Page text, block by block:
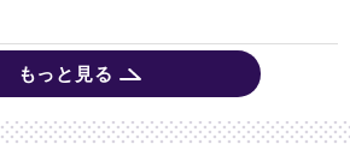
もっと見る